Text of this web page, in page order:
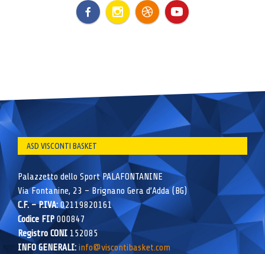
ASD VISCONTI BASKET
Palazzetto dello Sport PALAFONTANINE
Via Fontanine, 23 – Brignano Gera d’Adda (BG)
C.F. – P.IVA:02119820161
Codice FIP000847
Registro CONI 152085
INFO GENERALI: info@viscontibasket.com